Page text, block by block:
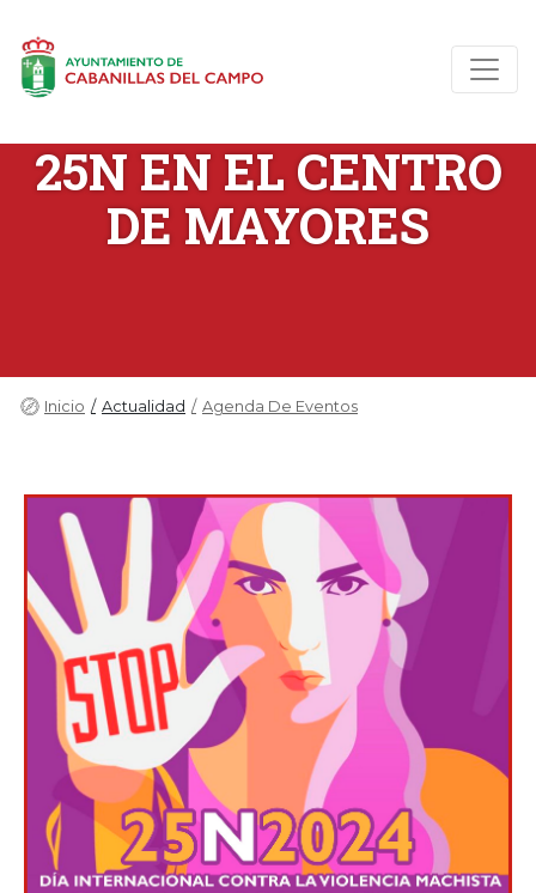
25N EN EL CENTRO
DE MAYORES
Inicio Actualidad Agenda De Eventos